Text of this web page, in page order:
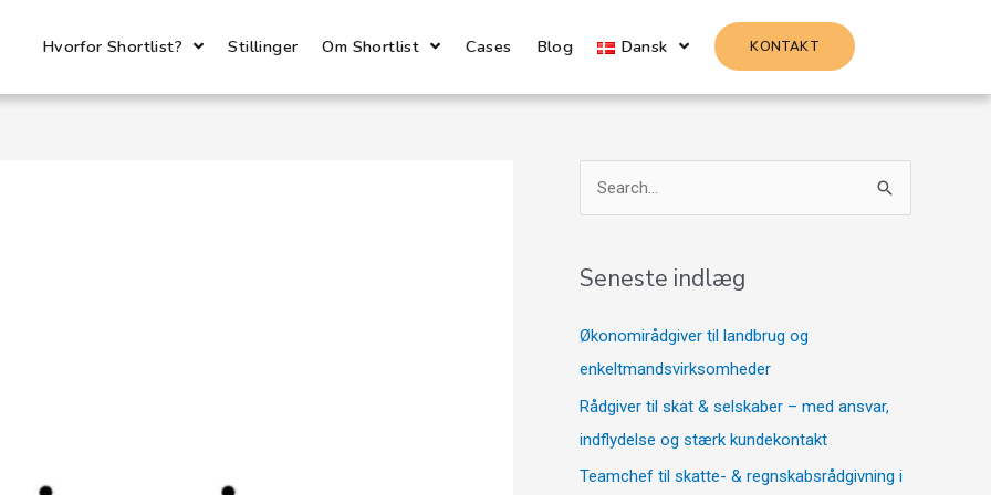
Hvorfor Shortlist? Stillinger Om Shortlist Cases Blog Dansk KONTAKT
e
f
Seneste indlæg
Økonomirådgiver til landbrug og
enkeltmandsvirksomheder
Rådgiver til skat & selskaber – med ansvar,
indflydelse og stærk kundekontakt
Teamchef til skatte- & regnskabsrådgivning i